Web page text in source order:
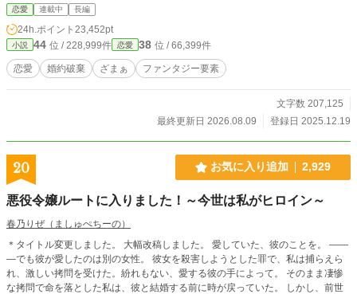
恋愛 連載中 長編
24h.ポイント 23,452pt
小説 44 位 / 228,999件 恋愛 38 位 / 66,399件
恋愛 婚約破棄 ざまぁ ファンタジー要素
文字数 207,125
最終更新日 2026.08.09
登録日 2025.12.19
20 お気に入り追加 2,929
悪役令嬢ルートに入りました！～今世は私がヒロイン～
春乃りぜ（ましゅぺちーの）
＊タイトル変更しました。 大幅改稿しました。 愛していた、彼のことを。 ――
―でも彼が愛したのは別の女性。 彼女を殺害しようとした罪で、私は捕らえら
れ、激しい拷問を受けた。紛れもない、愛する彼の手によって。 そのまま凄惨
な拷問で命を落とした私は、彼と結婚する前に時が戻っていた。 しかし、前世